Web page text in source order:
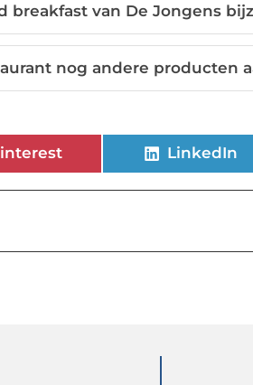
van De Jongens
nog andere producten
LinkedIn